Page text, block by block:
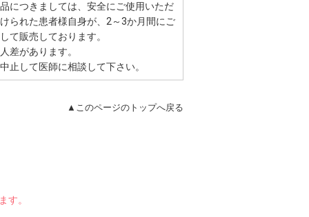
につきましては、安全にご使用いただ
られた患者様自身が、2～3か月間にご
て販売しております。
差があります。
止して医師に相談して下さい。
▲このページのトップへ戻る
す。